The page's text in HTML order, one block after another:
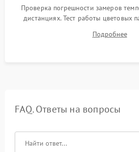
Проверка погрешности замеров
дистанциях. Тест работы цветовых
термограмм в память и передачи
автономности работы и итоговый
Подробнее
FAQ. Ответы на вопросы